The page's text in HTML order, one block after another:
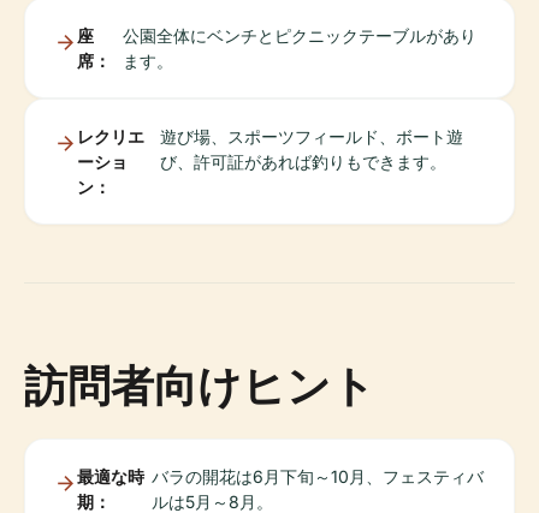
座
席：
公園全体にベンチとピクニックテーブルがあり
ます。
レクリエ
ーショ
ン：
遊び場、スポーツフィールド、ボート遊
び、許可証があれば釣りもできます。
訪問者向けヒント
最適な時
期：
バラの開花は6月下旬～10月、フェスティバ
ルは5月～8月。